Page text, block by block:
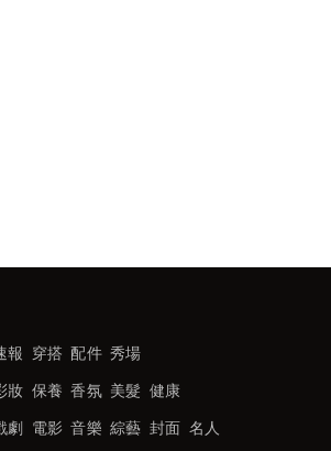
報 穿搭 配件 秀場
妝 保養 香氛 美髮 健康
劇 電影 音樂 綜藝 封面 名人